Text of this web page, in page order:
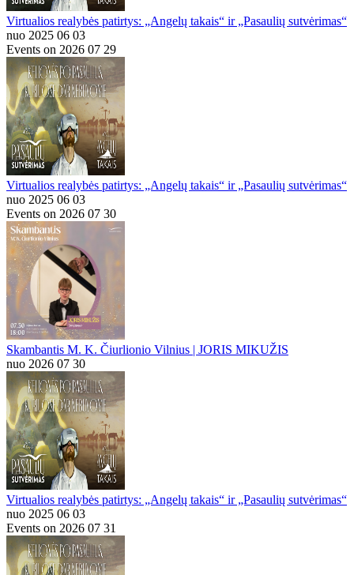
Virtualios realybės patirtys: „Angelų takais“ ir „Pasaulių sutvėrimas“
nuo 2025 06 03
Events on 2026 07 29
Virtualios realybės patirtys: „Angelų takais“ ir „Pasaulių sutvėrimas“
nuo 2025 06 03
Events on 2026 07 30
Skambantis M. K. Čiurlionio Vilnius | JORIS MIKUŽIS
nuo 2026 07 30
Virtualios realybės patirtys: „Angelų takais“ ir „Pasaulių sutvėrimas“
nuo 2025 06 03
Events on 2026 07 31